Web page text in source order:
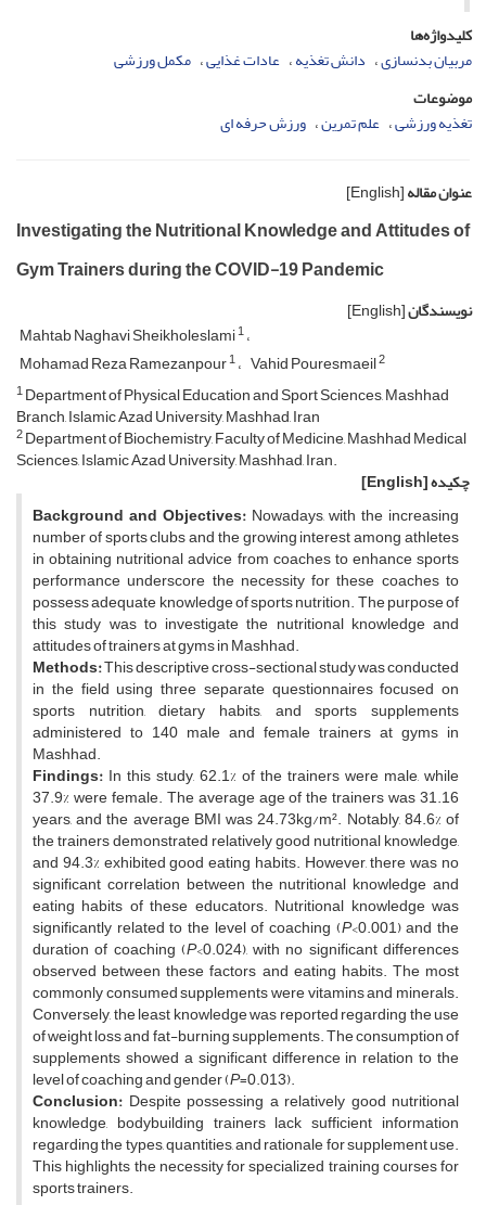
کلیدواژه‌ها
مربیان بدنسازی دانش تغذیه عادات غذایی مکمل ورزشی
موضوعات
تغذیه ورزشی علم تمرین ورزش حرفه ای
عنوان مقاله[English]
Investigating the Nutritional Knowledge and Attitudes of
Gym Trainers during the COVID-19 Pandemic
نویسندگان[English]
Mahtab Naghavi Sheikholeslami1
Mohamad Reza Ramezanpour1 Vahid Pouresmaeil2
1Department of Physical Education and Sport Sciences, Mashhad
Branch, Islamic Azad University, Mashhad, Iran
2Department of Biochemistry, Faculty of Medicine, Mashhad Medical
Sciences, Islamic Azad University, Mashhad, Iran.
چکیده[English]
Background and Objectives:Nowadays, with the increasing
number of sports clubs and the growing interest among athletes
in ‎obtaining nutritional advice from coaches to enhance sports
performance underscore the necessity for ‎these coaches to
possess adequate knowledge of sports nutrition. The purpose of
this study was to ‎investigate the nutritional knowledge and
attitudes of trainers at gyms in Mashhad.‎
Methods:This descriptive cross-sectional study was conducted
in the field using three separate questionnaires focused on
sports nutrition, dietary habits, and sports supplements
administered to 140 male and female trainers at gyms in
Mashhad.
Findings: In this study, 62.1% of the trainers were male, while
37.9% were female. The average age of the trainers was 31.16
years, and the average BMI was 24.73kg/m². Notably, 84.6% of
the trainers demonstrated relatively good nutritional knowledge,
and 94.3% exhibited good eating habits. However, there was no
significant correlation between the nutritional knowledge and
eating habits of these educators. Nutritional knowledge was
significantly related to the level of coaching (P<0.001) and the
duration of coaching (P<0.024), with no significant differences
observed between these factors and eating habits. The most
commonly consumed supplements were vitamins and minerals.
Conversely, the least knowledge was reported regarding the use
of weight loss and fat-burning supplements. The consumption of
supplements showed a significant difference in relation to the
level of coaching and gender (P=0.013).
Conclusion: Despite possessing a relatively good nutritional
knowledge, bodybuilding trainers lack sufficient information
regarding the types, quantities, and rationale for supplement use.
This highlights the necessity for specialized training courses for
sports trainers.